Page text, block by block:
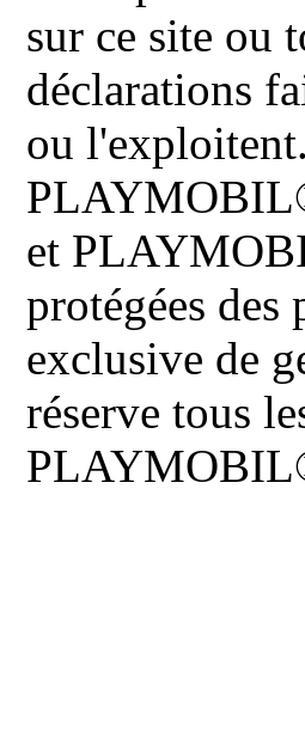
sur ce site ou
déclarations
ou
et
protégées
exclusive de
réserve tous